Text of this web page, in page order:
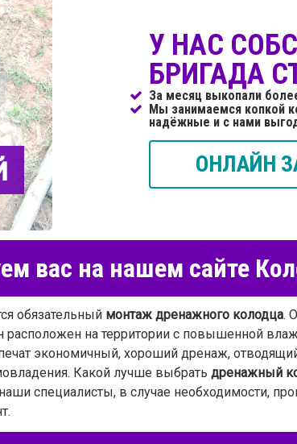
У НАС
БРИГАДА
За месяц выкопали
Мы занимаемся копкой
надёжные и с нами
ОНЛАЙН
вас на нашем сайте
обязательный монтаж дренажного колодца.
расположен на территории с повышенной
экономичный, хороший дренаж,
Какой лучше выбрать дренажный
специалисты, в случае необходимости,